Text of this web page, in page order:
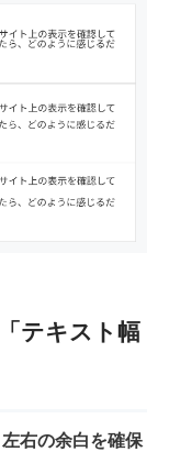
テキスト幅
右の余白を確保